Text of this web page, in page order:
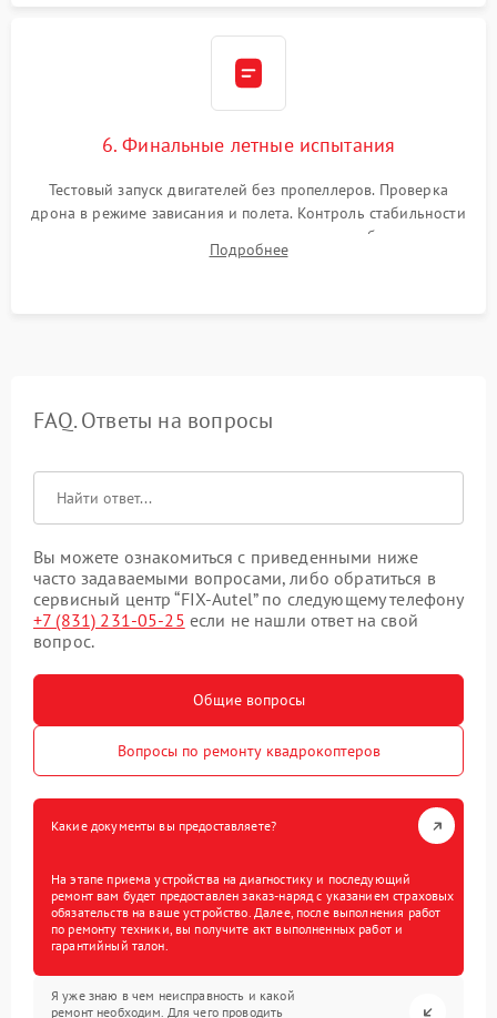
6. Финальные летные испытания
Тестовый запуск двигателей без пропеллеров. Проверка
дрона в режиме зависания и полета. Контроль стабильности
удержания точки, качества передачи видео, работы системы
возврата домой (RTH) и дальности радиосвязи.
Подробнее
FAQ. Ответы на вопросы
Вы можете ознакомиться с приведенными ниже
часто задаваемыми вопросами, либо обратиться в
сервисный центр “FIX-Autel” по следующему телефону
+7 (831) 231-05-25 если не нашли ответ на свой
вопрос.
Общие вопросы
Вопросы по ремонту квадрокоптеров
Какие документы вы предоставляете?
На этапе приема устройства на диагностику и последующий
ремонт вам будет предоставлен заказ-наряд с указанием страховых
обязательств на ваше устройство. Далее, после выполнения работ
по ремонту техники, вы получите акт выполненных работ и
гарантийный талон.
Я уже знаю в чем неисправность и какой
ремонт необходим. Для чего проводить